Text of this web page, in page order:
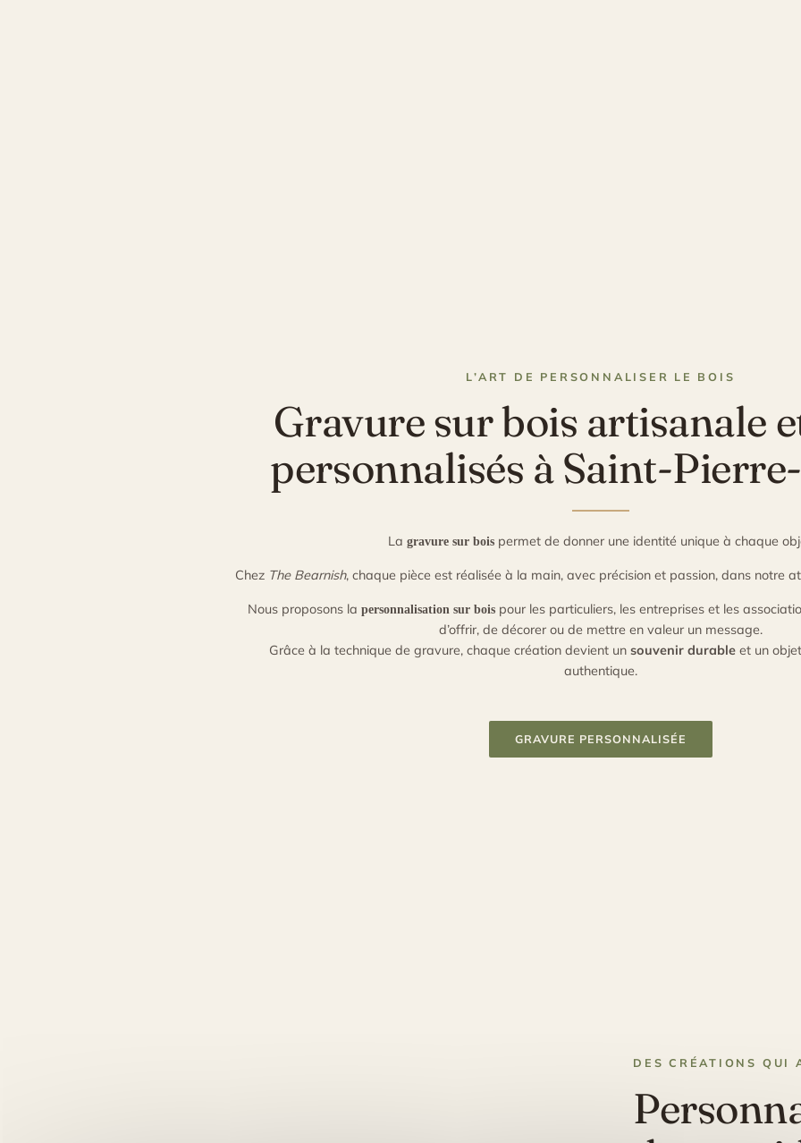
L’ART DE PERSONNALISER LE BOIS
Gravure sur bois artisanale
personnalisés à Saint-
La gravure sur boispermet de donner une identité unique à chaque
Chez The Bearnish, chaque pièce est réalisée à la main, avec précision et passion, dans notre
Nous proposons la personnalisation sur bois pour les particuliers, les entreprises et les
d’offrir, de décorer ou de mettre en valeur un message.
Grâce à la technique de gravure, chaque création devient un souvenir durable et un
authentique.
GRAVURE PERSONNALISÉE
DES CRÉATIONS QUI